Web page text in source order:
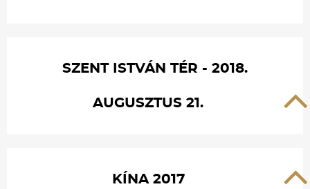
SZENT ISTVÁN TÉR - 2018.
AUGUSZTUS 21.
KÍNA 2017